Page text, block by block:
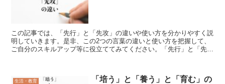
この記事では、「先行」と「先攻」の違いや使い方を分かりやすく説
明していきます。是非、この2つの言葉の違いと使い方を把握して、
ご自分のスキルアップ等に役立ててみてください。「先行」と「先
生活・教育
「培う」と「養う」と「育む」の